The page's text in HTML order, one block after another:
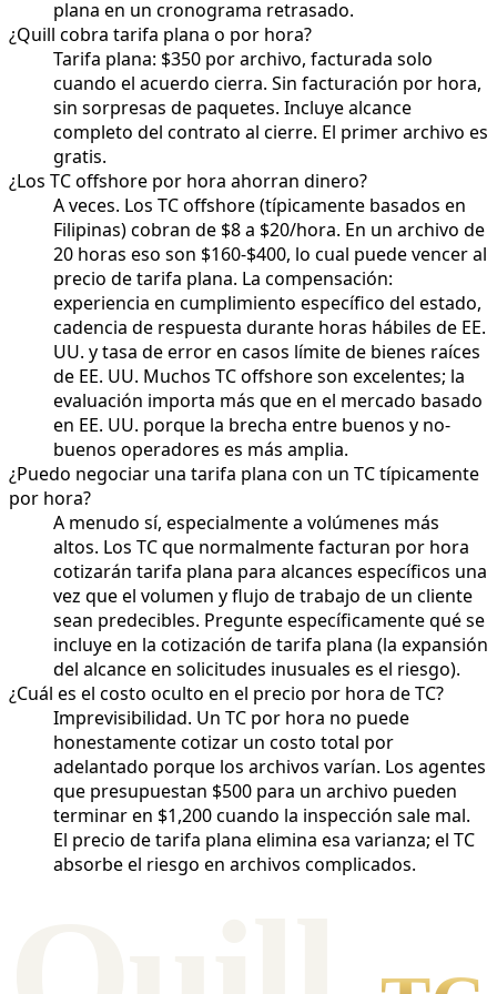
plana en un cronograma retrasado.
¿Quill cobra tarifa plana o por hora?
Tarifa plana: $350 por archivo, facturada solo
cuando el acuerdo cierra. Sin facturación por hora,
sin sorpresas de paquetes. Incluye alcance
completo del contrato al cierre. El primer archivo es
gratis.
¿Los TC offshore por hora ahorran dinero?
A veces. Los TC offshore (típicamente basados en
Filipinas) cobran de $8 a $20/hora. En un archivo de
20 horas eso son $160-$400, lo cual puede vencer al
precio de tarifa plana. La compensación:
experiencia en cumplimiento específico del estado,
cadencia de respuesta durante horas hábiles de EE.
UU. y tasa de error en casos límite de bienes raíces
de EE. UU. Muchos TC offshore son excelentes; la
evaluación importa más que en el mercado basado
en EE. UU. porque la brecha entre buenos y no-
buenos operadores es más amplia.
¿Puedo negociar una tarifa plana con un TC típicamente
por hora?
A menudo sí, especialmente a volúmenes más
altos. Los TC que normalmente facturan por hora
cotizarán tarifa plana para alcances específicos una
vez que el volumen y flujo de trabajo de un cliente
sean predecibles. Pregunte específicamente qué se
incluye en la cotización de tarifa plana (la expansión
del alcance en solicitudes inusuales es el riesgo).
¿Cuál es el costo oculto en el precio por hora de TC?
Imprevisibilidad. Un TC por hora no puede
honestamente cotizar un costo total por
adelantado porque los archivos varían. Los agentes
que presupuestan $500 para un archivo pueden
terminar en $1,200 cuando la inspección sale mal.
El precio de tarifa plana elimina esa varianza; el TC
absorbe el riesgo en archivos complicados.